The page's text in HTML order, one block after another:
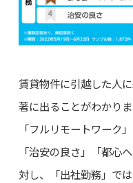
賃貸物件に引越した人
著に出ることがわかりま
「フルリモートワーク
「治安の良さ」「都心
対し、「出社勤務」で